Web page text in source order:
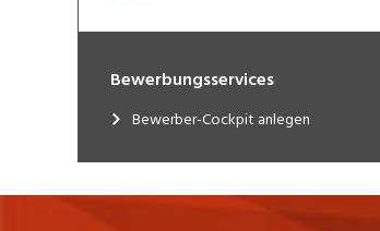
uns grossgeschrieben.
Wir stellen uns vor
Projektvideos
Bewerbungsservices
Bewerber-Cockpit anlegen